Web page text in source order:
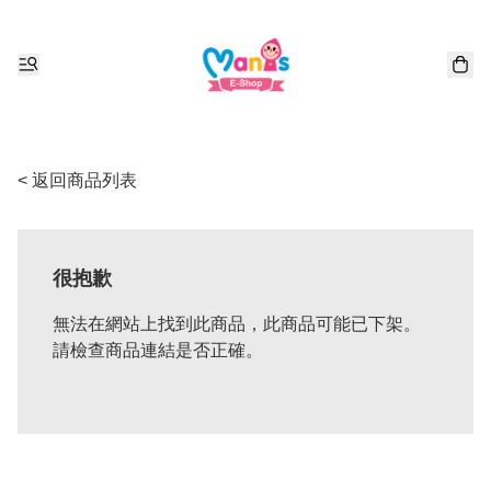
< 返回商品列表
很抱歉
無法在網站上找到此商品，此商品可能已下架。
請檢查商品連結是否正確。